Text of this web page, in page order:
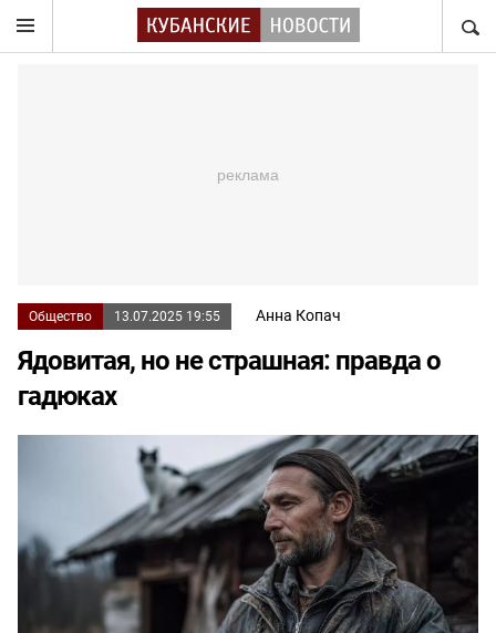
Общество 13.07.2025 19:55 Анна Копач
Ядовитая, но не страшная: правда о
гадюках